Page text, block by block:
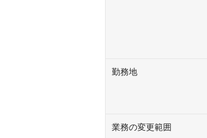
勤務地
業務の変更範囲